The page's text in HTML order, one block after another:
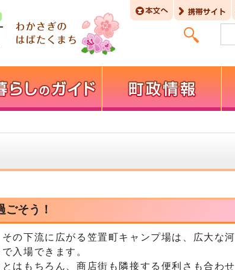
そう！
の下流に広がる笠置町キャンプ場は、広大な河
入場できます。
はもちろん、商店街も隣接する便利さも合わせ